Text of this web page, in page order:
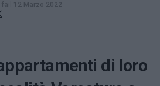
fail 12 Marzo 2022
di loro